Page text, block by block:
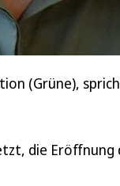
(Grüne),
die Eröffnung